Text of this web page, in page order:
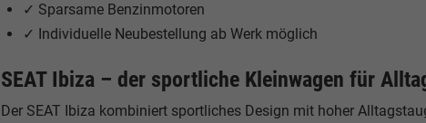
✓ Sparsame Benzinmotoren
✓ Individuelle Neubestellung ab Werk möglich
SEAT Ibiza – der sportliche Kleinwagen für
Der SEAT Ibiza kombiniert sportliches Design mit hoher